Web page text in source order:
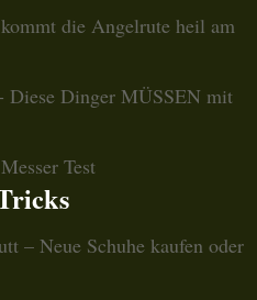
die Angelrute heil am
Diese Dinger MÜSSEN mit
Test
– Neue Schuhe kaufen oder